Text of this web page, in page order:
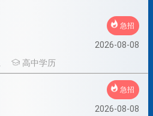
急招
2026-08-08
高中学历
急招
2026-08-08